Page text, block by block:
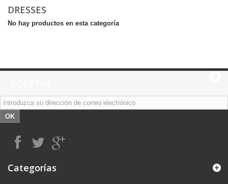
DRESSES
No hay productos en esta categoría
OK
Categorías